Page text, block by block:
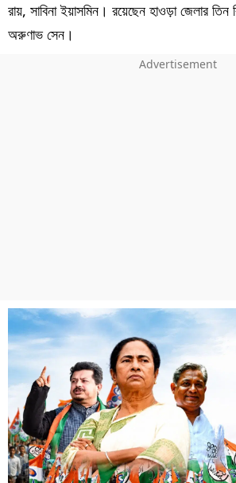
রায়, সাবিনা ইয়াসমিন। রয়েছেন হাওড়া জেলার
অরুণাভ সেন।